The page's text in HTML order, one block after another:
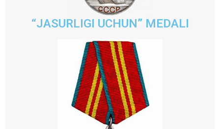
“JASURLIGI UCHUN” MEDALI